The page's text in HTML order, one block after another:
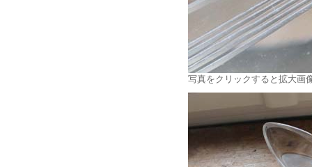
写真をクリックすると拡大画